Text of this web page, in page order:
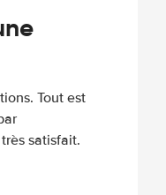
Tout est
satisfait.